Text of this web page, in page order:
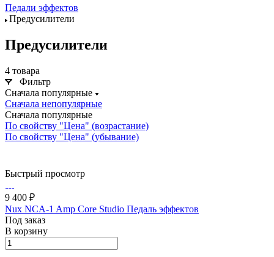
Педали эффектов
Предусилители
Предусилители
4 товара
Фильтр
Сначала популярные
Сначала непопулярные
Сначала популярные
По свойству "Цена" (возрастание)
По свойству "Цена" (убывание)
Быстрый просмотр
9 400 ₽
Nux NCA-1 Amp Core Studio Педаль эффектов
Под заказ
В корзину